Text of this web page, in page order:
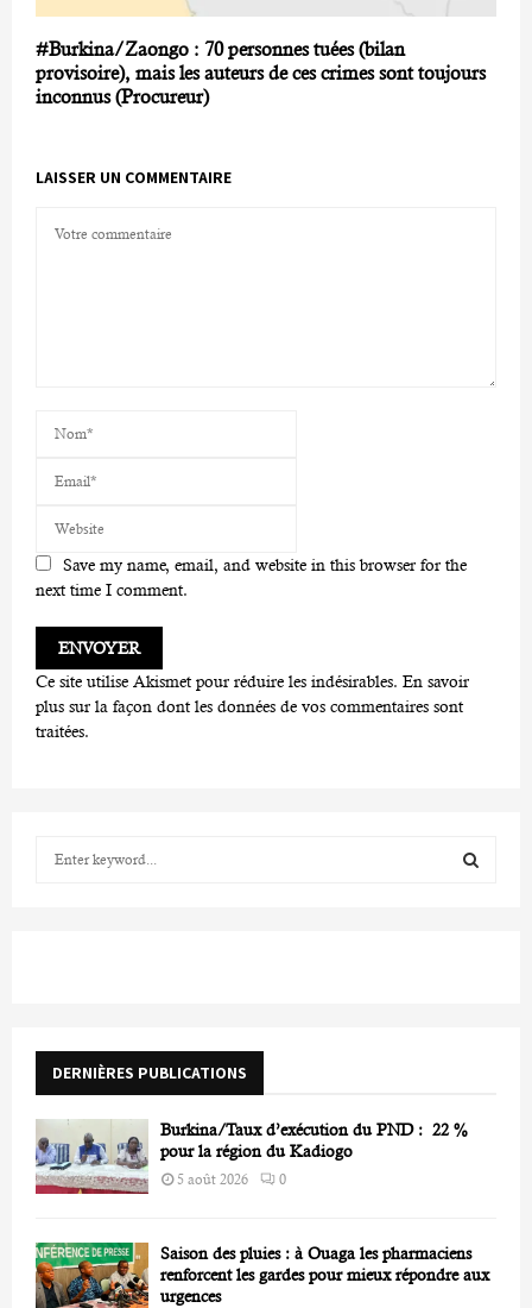
#Burkina/Zaongo : 70 personnes tuées (bilan
provisoire), mais les auteurs de ces crimes sont toujours
inconnus (Procureur)
LAISSER UN COMMENTAIRE
Save my name, email, and website in this browser for the
next time I comment.
Ce site utilise Akismet pour réduire les indésirables. En savoir
plus sur la façon dont les données de vos commentaires sont
traitées.
r
DERNIÈRES PUBLICATIONS
Burkina/Taux d’exécution du PND : 22 %
pour la région du Kadiogo
5 août 2026 0
Saison des pluies : à Ouaga les pharmaciens
renforcent les gardes pour mieux répondre aux
urgences